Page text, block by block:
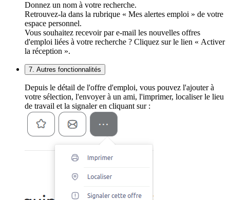
Donnez un nom à votre recherche.
Retrouvez-la dans la rubrique « Mes alertes emploi » de votre
espace personnel.
Vous souhaitez recevoir par e-mail les nouvelles offres
d'emploi liées à votre recherche ? Cliquez sur le lien « Activer
la réception ».
7. Autres fonctionnalités
Depuis le détail de l'offre d'emploi, vous pouvez l'ajouter à
votre sélection, l'envoyer à un ami, l'imprimer, localiser le lieu
de travail et la signaler en cliquant sur :